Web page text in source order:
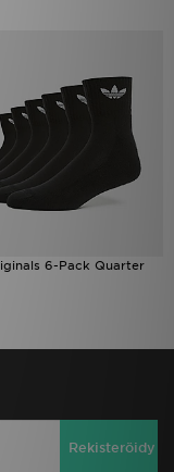
6-Pack Quarter
Rekisteröidy